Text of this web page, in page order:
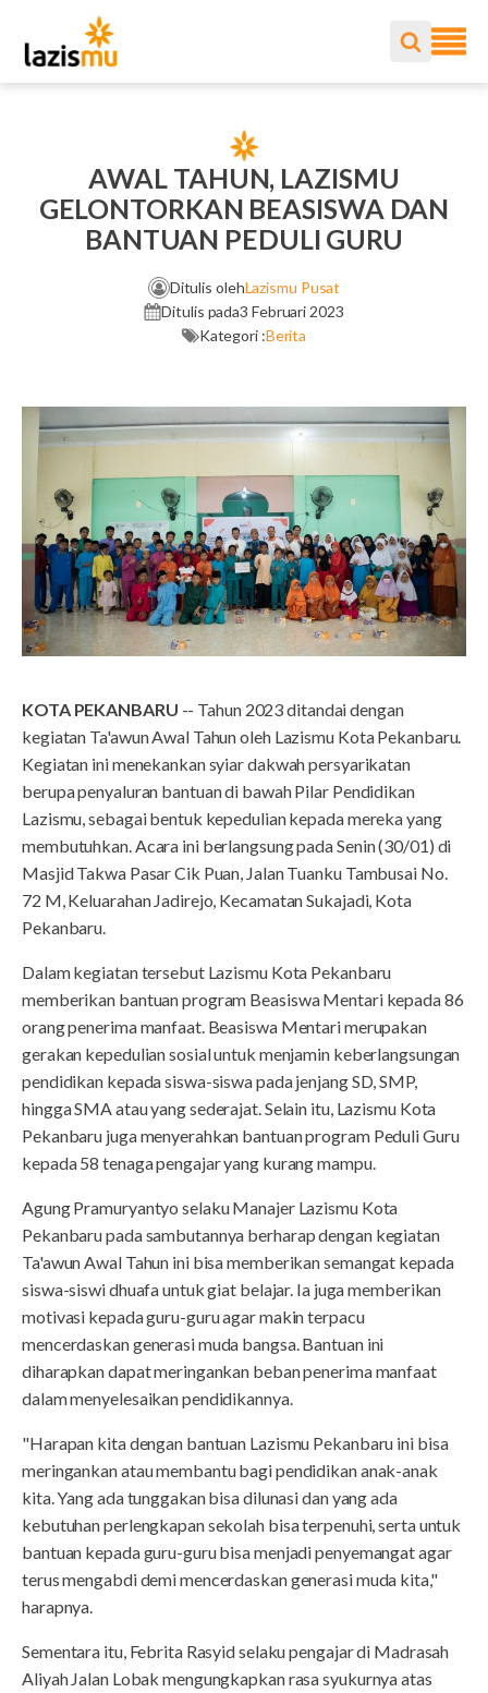
AWAL TAHUN, LAZISMU
GELONTORKAN BEASISWA DAN
BANTUAN PEDULI GURU
Ditulis olehLazismu Pusat
Ditulis pada3 Februari 2023
Kategori :Berita
KOTA PEKANBARU -- Tahun 2023 ditandai dengan
kegiatan Ta'awun Awal Tahun oleh Lazismu Kota Pekanbaru.
Kegiatan ini menekankan syiar dakwah persyarikatan
berupa penyaluran bantuan di bawah Pilar Pendidikan
Lazismu, sebagai bentuk kepedulian kepada mereka yang
membutuhkan. Acara ini berlangsung pada Senin (30/01) di
Masjid Takwa Pasar Cik Puan, Jalan Tuanku Tambusai No.
72 M, Keluarahan Jadirejo, Kecamatan Sukajadi, Kota
Pekanbaru.
Dalam kegiatan tersebut Lazismu Kota Pekanbaru
memberikan bantuan program Beasiswa Mentari kepada 86
orang penerima manfaat. Beasiswa Mentari merupakan
gerakan kepedulian sosial untuk menjamin keberlangsungan
pendidikan kepada siswa-siswa pada jenjang SD, SMP,
hingga SMA atau yang sederajat. Selain itu, Lazismu Kota
Pekanbaru juga menyerahkan bantuan program Peduli Guru
kepada 58 tenaga pengajar yang kurang mampu.
Agung Pramuryantyo selaku Manajer Lazismu Kota
Pekanbaru pada sambutannya berharap dengan kegiatan
Ta'awun Awal Tahun ini bisa memberikan semangat kepada
siswa-siswi dhuafa untuk giat belajar. Ia juga memberikan
motivasi kepada guru-guru agar makin terpacu
mencerdaskan generasi muda bangsa. Bantuan ini
diharapkan dapat meringankan beban penerima manfaat
dalam menyelesaikan pendidikannya.
"Harapan kita dengan bantuan Lazismu Pekanbaru ini bisa
meringankan atau membantu bagi pendidikan anak-anak
kita. Yang ada tunggakan bisa dilunasi dan yang ada
kebutuhan perlengkapan sekolah bisa terpenuhi, serta untuk
bantuan kepada guru-guru bisa menjadi penyemangat agar
terus mengabdi demi mencerdaskan generasi muda kita,"
harapnya.
Sementara itu, Febrita Rasyid selaku pengajar di Madrasah
Aliyah Jalan Lobak mengungkapkan rasa syukurnya atas